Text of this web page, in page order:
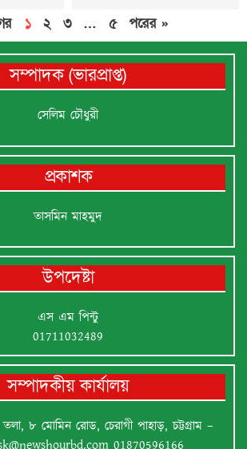
১ ২ ৩ … ৫ পরের »
সম্পাদক (ভারপ্রাপ্ত)
সেলিম চৌধুরী
প্রকাশক
তাসমিন মাহমুদ
উপদেষ্টা
এস এম পিন্টু
01711032489
সম্পাদকীয় কার্যালয়
৮ মোমিন রোড, চেরাগী পাহাড়, চট্টগ্রাম –